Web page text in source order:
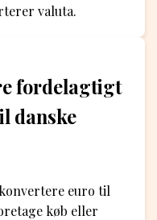
valuta.
fordelagtigt
danske
euro til
køb eller